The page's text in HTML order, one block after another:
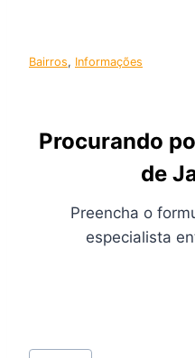
Bairros, Informações
Procurando
de
Preencha o
especialista
Tags